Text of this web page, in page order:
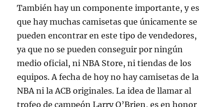
También hay un componente importante, y es
que hay muchas camisetas que únicamente se
pueden encontrar en este tipo de vendedores,
ya que no se pueden conseguir por ningún
medio oficial, ni NBA Store, ni tiendas de los
equipos. A fecha de hoy no hay camisetas de la
NBA ni la ACB originales. La idea de llamar al
trofeo de campeón Larry O’Brien, es en honor